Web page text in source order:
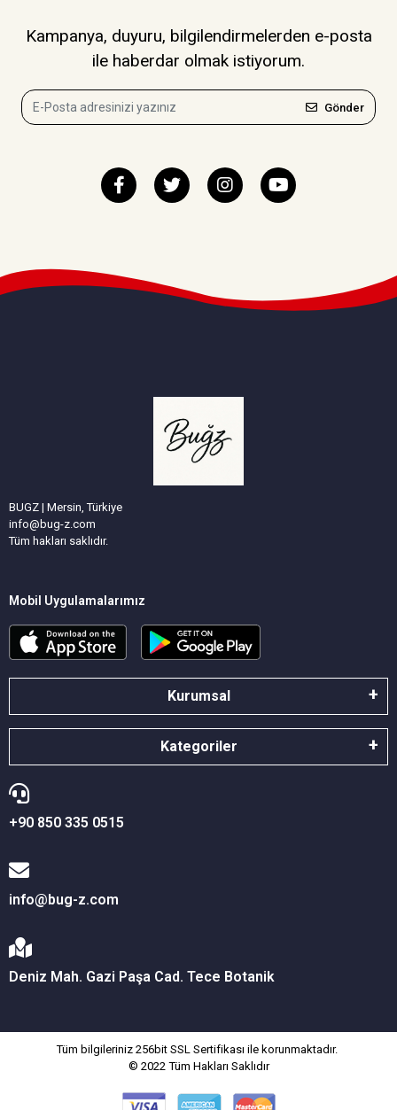
Kampanya, duyuru, bilgilendirmelerden e-posta
ile haberdar olmak istiyorum.
Gönder
BUGZ | Mersin, Türkiye
info@bug-z.com
Tüm hakları saklıdır.
Mobil Uygulamalarımız
Kurumsal
Kategoriler
+90 850 335 0515
info@bug-z.com
Deniz Mah. Gazi Paşa Cad. Tece Botanik
Tüm bilgileriniz 256bit SSL Sertifikası ile korunmaktadır.
© 2022 Tüm Hakları Saklıdır